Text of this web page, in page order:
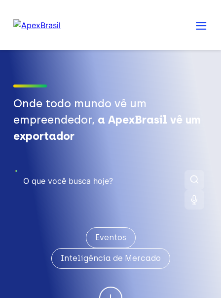
Onde todo mundo vê um
empreendedor, a ApexBrasil vê um
exportador
Eventos
Inteligência de Mercado